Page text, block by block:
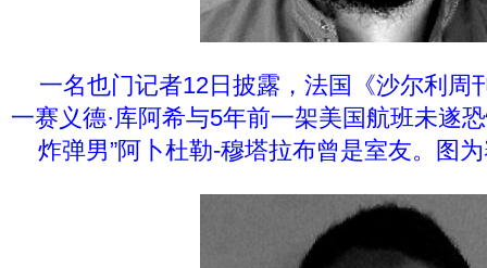
一名也门记者12日披露，法国《沙尔利周
一赛义德·库阿希与5年前一架美国航班未遂
炸弹男”阿卜杜勒-穆塔拉布曾是室友。图